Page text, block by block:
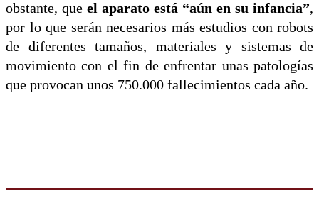
obstante, que el aparato está “aún en su infancia”,
por lo que serán necesarios más estudios con robots
de diferentes tamaños, materiales y sistemas de
movimiento con el fin de enfrentar unas patologías
que provocan unos 750.000 fallecimientos cada año.